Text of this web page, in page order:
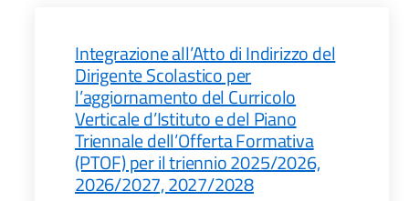
Integrazione all’Atto di Indirizzo del
Dirigente Scolastico per
l’aggiornamento del Curricolo
Verticale d’Istituto e del Piano
Triennale dell’Offerta Formativa
(PTOF) per il triennio 2025/2026,
2026/2027, 2027/2028